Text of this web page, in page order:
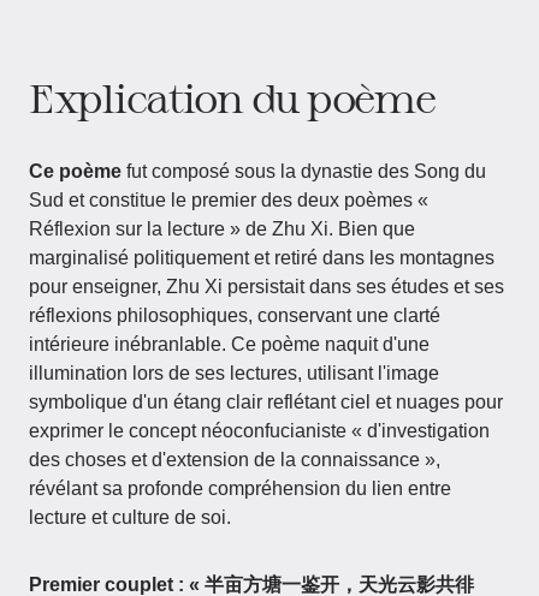
Explication du poème
Ce poème fut composé sous la dynastie des Song du
Sud et constitue le premier des deux poèmes «
Réflexion sur la lecture » de Zhu Xi. Bien que
marginalisé politiquement et retiré dans les montagnes
pour enseigner, Zhu Xi persistait dans ses études et ses
réflexions philosophiques, conservant une clarté
intérieure inébranlable. Ce poème naquit d'une
illumination lors de ses lectures, utilisant l'image
symbolique d'un étang clair reflétant ciel et nuages pour
exprimer le concept néoconfucianiste « d'investigation
des choses et d'extension de la connaissance »,
révélant sa profonde compréhension du lien entre
lecture et culture de soi.
Premier couplet : « 半亩方塘一鉴开，天光云影共徘